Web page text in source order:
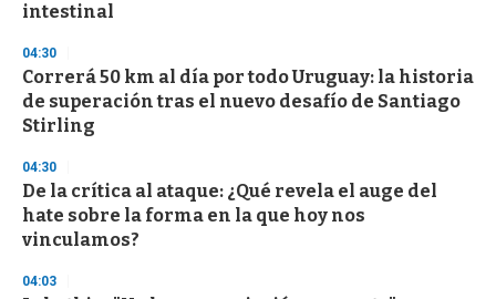
intestinal
04:30
Correrá 50 km al día por todo Uruguay: la historia
de superación tras el nuevo desafío de Santiago
Stirling
04:30
De la crítica al ataque: ¿Qué revela el auge del
hate sobre la forma en la que hoy nos
vinculamos?
04:03